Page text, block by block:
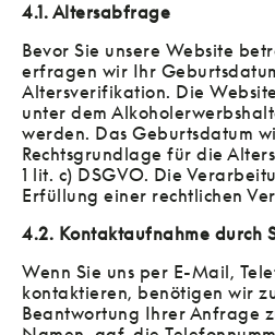
4.1. Altersabfrage
Bevor Sie unsere Website
erfragen wir Ihr
Altersverifikation. Die
unter dem
werden. Das Geburtsdatum
Rechtsgrundlage für die
1 lit. c) DSGVO. Die
Erfüllung einer rechtlichen
4.2. Kontaktaufnahme durch
Wenn Sie uns per E-Mail,
kontaktieren, benötigen wir
Beantwortung Ihrer Anfrage